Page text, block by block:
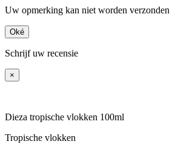
Uw opmerking kan niet worden verzonden
Oké
Schrijf uw recensie
×
Dieza tropische vlokken 100ml
Tropische vlokken